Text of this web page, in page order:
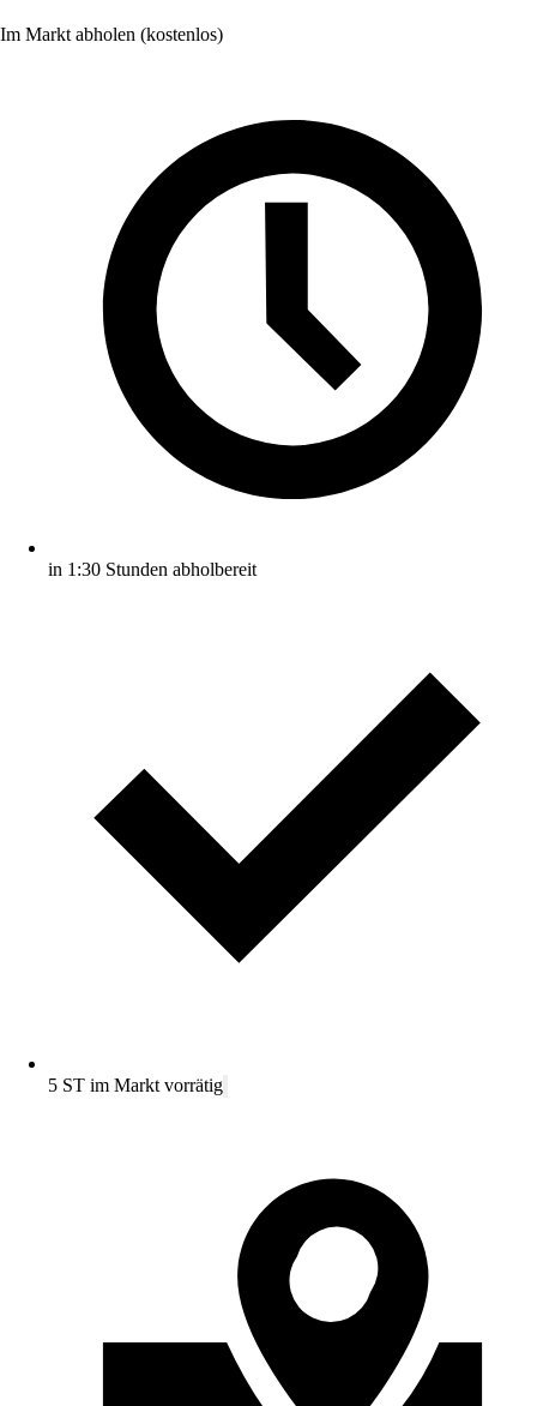
Im Markt abholen (kostenlos)
in 1:30 Stunden abholbereit
5 ST im Markt vorrätig